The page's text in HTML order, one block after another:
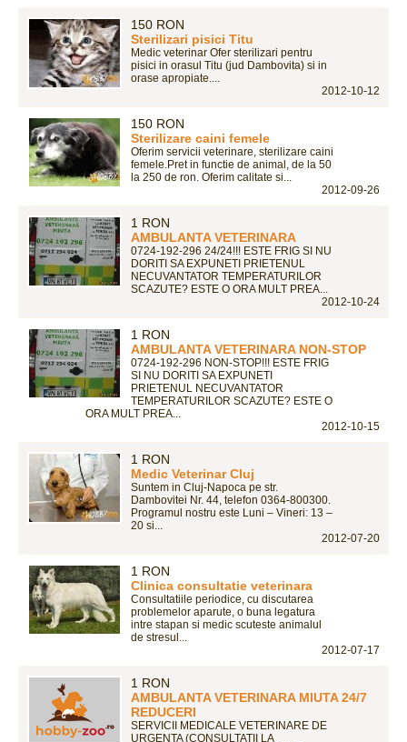
150 RON
Sterilizari pisici Titu
Medic veterinar Ofer sterilizari pentru
pisici in orasul Titu (jud Dambovita) si in
orase apropiate....
2012-10-12
150 RON
Sterilizare caini femele
Oferim servicii veterinare, sterilizare caini
femele.Pret in functie de animal, de la 50
la 250 de ron. Oferim calitate si...
2012-09-26
1 RON
AMBULANTA VETERINARA
0724-192-296 24/24!!! ESTE FRIG SI NU
DORITI SA EXPUNETI PRIETENUL
NECUVANTATOR TEMPERATURILOR
SCAZUTE? ESTE O ORA MULT PREA...
2012-10-24
1 RON
AMBULANTA VETERINARA NON-STOP
0724-192-296 NON-STOP!!! ESTE FRIG
SI NU DORITI SA EXPUNETI
PRIETENUL NECUVANTATOR
TEMPERATURILOR SCAZUTE? ESTE O
ORA MULT PREA...
2012-10-15
1 RON
Medic Veterinar Cluj
Suntem in Cluj-Napoca pe str.
Dambovitei Nr. 44, telefon 0364-800300.
Programul nostru este Luni – Vineri: 13 –
20 si...
2012-07-20
1 RON
Clinica consultatie veterinara
Consultatiile periodice, cu discutarea
problemelor aparute, o buna legatura
intre stapan si medic scuteste animalul
de stresul...
2012-07-17
1 RON
AMBULANTA VETERINARA MIUTA 24/7
REDUCERI
SERVICII MEDICALE VETERINARE DE
URGENTA (CONSULTATII LA